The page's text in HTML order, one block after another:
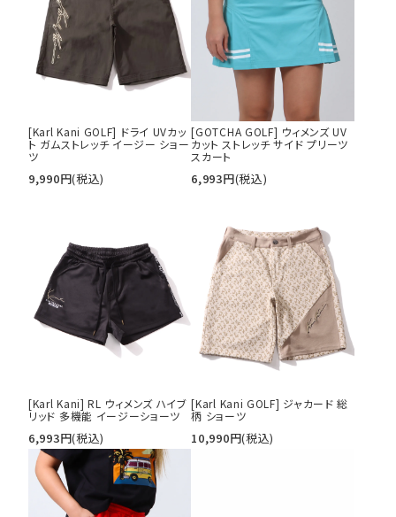
カラー
tune 絞り込んで検索する
[Karl Kani GOLF] ドライ UVカッ
ト ガムストレッチ イージー ショー
ツ
9,990円(税込)
[GOTCHA GOLF] ウィメンズ UV
カット ストレッチ サイド プリーツ
スカート
6,993円(税込)
[Karl Kani] RL ウィメンズ ハイブ
リッド 多機能 イージーショーツ
6,993円(税込)
[Karl Kani GOLF] ジャカード 総
柄 ショーツ
10,990円(税込)